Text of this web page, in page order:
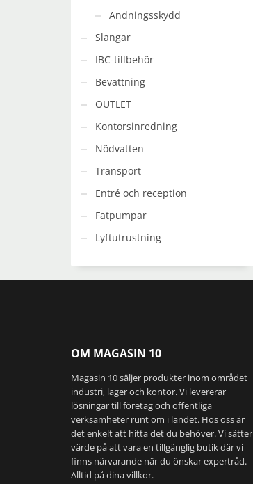
Andningsskydd
Slangar
IBC-tillbehör
Bevattning
OUTLET
Kontorsinredning
Nödvatten
Transport
Entré och reception
Fatpumpar
Lyftutrustning
OM MAGASIN 10
Magasin 10 säljer produkter inom området
industri, lager och kontor. Vi levererar
lösningar till företag och offentliga
verksamheter runt om i landet. Hos oss är
det enkelt att hitta det du behöver. Vi sätter
värde på att vara en tillgänglig butik där vi
finns närvarande när du önskar expertråd.
Alltid på dina villkor.